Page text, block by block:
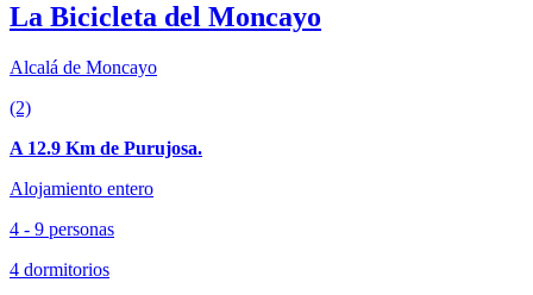
La Bicicleta del Moncayo
Alcalá de Moncayo
(2)
A 12.9 Km de Purujosa.
Alojamiento entero
4 - 9 personas
4 dormitorios